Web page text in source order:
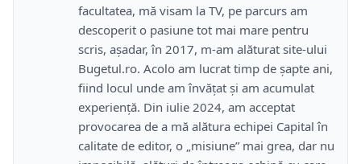
facultatea, mă visam la TV, pe parcurs am
descoperit o pasiune tot mai mare pentru
scris, așadar, în 2017, m-am alăturat site-ului
Bugetul.ro. Acolo am lucrat timp de șapte ani,
fiind locul unde am învățat și am acumulat
experiență. Din iulie 2024, am acceptat
provocarea de a mă alătura echipei Capital în
calitate de editor, o „misiune” mai grea, dar nu